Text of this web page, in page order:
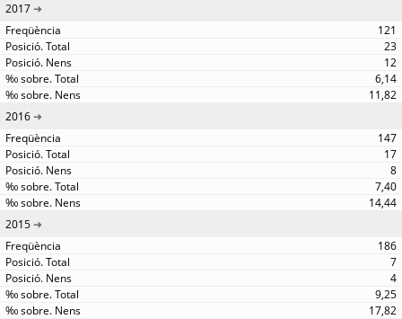
2017
121
23
12
6,14
11,82
2016
147
17
8
7,40
14,44
2015
186
7
4
9,25
17,82